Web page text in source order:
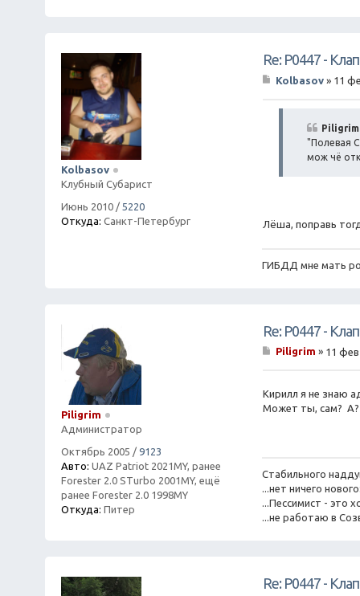
Kolbasov
Клубный Субарист
Июнь 2010 / 5220
Откуда: Санкт-Петербург
Re: P0447 -
Kolbasov » 11
"Полевая
мож чё
Лёша, поправь
ГИБДД мне мать
Piligrim
Администратор
Октябрь 2005 / 9123
Авто: UAZ Patriot 2021MY, ранее
Forester 2.0 STurbo 2001MY, ещё
ранее Forester 2.0 1998MY
Откуда: Питер
Re: P0447 -
б
щ
Piligrim » 11 фев
Кирилл я не знаю
Может ты, сам? А?
Стабильного
...нет ничего
...Пессимист -
...не работаю в
Re: P0447 -